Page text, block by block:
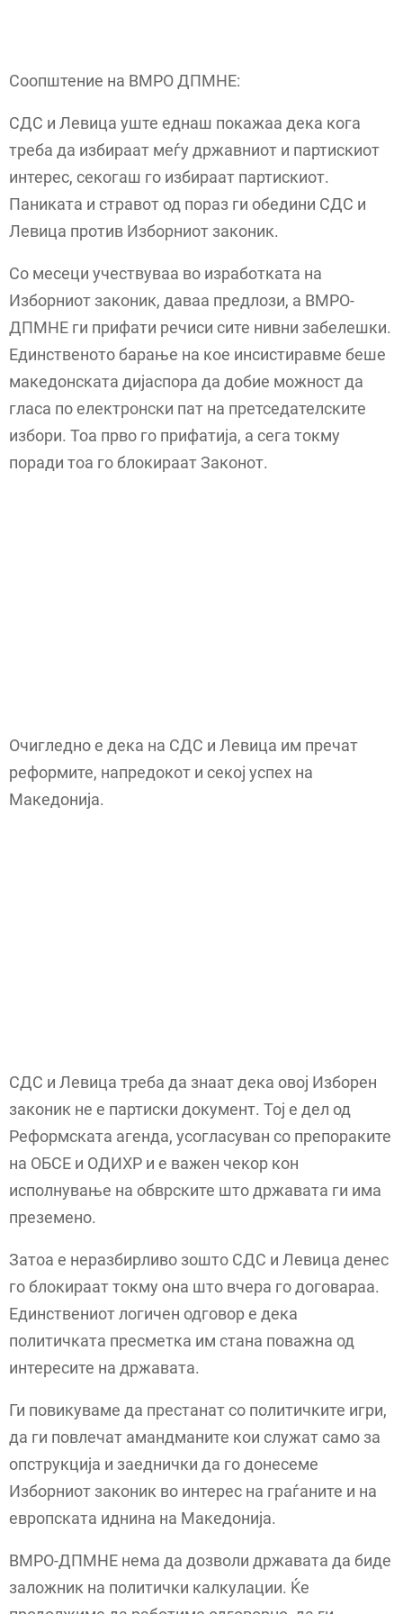
Соопштение на ВМРО ДПМНЕ:
СДС и Левица уште еднаш покажаа дека кога
треба да избираат меѓу државниот и партискиот
интерес, секогаш го избираат партискиот.
Паниката и стравот од пораз ги обедини СДС и
Левица против Изборниот законик.
Со месеци учествуваа во изработката на
Изборниот законик, даваа предлози, а ВМРО-
ДПМНЕ ги прифати речиси сите нивни забелешки.
Единственото барање на кое инсистиравме беше
македонската дијаспора да добие можност да
гласа по електронски пат на претседателските
избори. Тоа прво го прифатија, а сега токму
поради тоа го блокираат Законот.
Очигледно е дека на СДС и Левица им пречат
реформите, напредокот и секој успех на
Македонија.
СДС и Левица треба да знаат дека овој Изборен
законик не е партиски документ. Тој е дел од
Реформската агенда, усогласуван со препораките
на ОБСЕ и ОДИХР и е важен чекор кон
исполнување на обврските што државата ги има
преземено.
Затоа е неразбирливо зошто СДС и Левица денес
го блокираат токму она што вчера го договараа.
Единствениот логичен одговор е дека
политичката пресметка им стана поважна од
интересите на државата.
Ги повикуваме да престанат со политичките игри,
да ги повлечат амандманите кои служат само за
опструкција и заеднички да го донесеме
Изборниот законик во интерес на граѓаните и на
европската иднина на Македонија.
ВМРО-ДПМНЕ нема да дозволи државата да биде
заложник на политички калкулации. Ќе